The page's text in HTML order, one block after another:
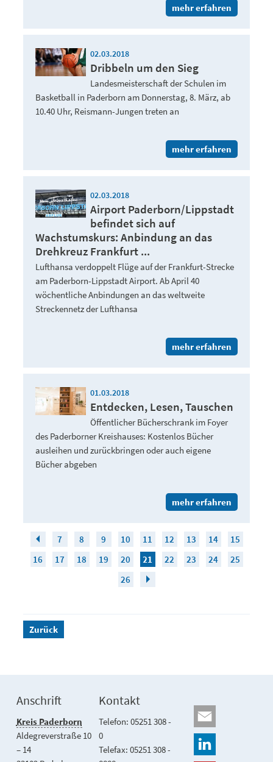
mehr erfahren
02.03.2018
Dribbeln um den Sieg
Landesmeisterschaft der Schulen im
Basketball in Paderborn am Donnerstag, 8. März, ab
10.40 Uhr, Reismann-Jungen treten an
mehr erfahren
02.03.2018
Airport Paderborn/Lippstadt
befindet sich auf
Wachstumskurs: Anbindung an das
Drehkreuz Frankfurt ...
Lufthansa verdoppelt Flüge auf der Frankfurt-Strecke
am Paderborn-Lippstadt Airport. Ab April 40
wöchentliche Anbindungen an das weltweite
Streckennetz der Lufthansa
mehr erfahren
01.03.2018
Entdecken, Lesen, Tauschen
Öffentlicher Bücherschrank im Foyer
des Paderborner Kreishauses: Kostenlos Bücher
ausleihen und zurückbringen oder auch eigene
Bücher abgeben
mehr erfahren
7 8 9 10 11 12 13 14
15
16
17 18 19 20 21 22 23 24
25
26
Zurück
Anschrift
Kreis Paderborn
Aldegreverstraße 10
– 14
Kontakt
Telefon: 05251 308 -
0
Telefax: 05251 308 -